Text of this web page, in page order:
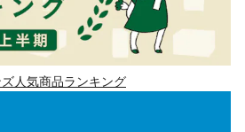
人気商品ランキング